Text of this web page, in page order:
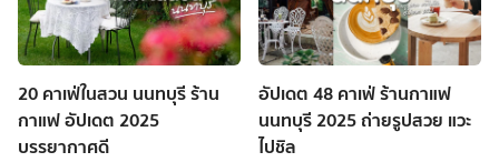
20 คาเฟ่ในสวน นนทบุรี ร้าน
กาแฟ อัปเดต 2025
บรรยากาศดี
อัปเดต 48 คาเฟ่ ร้านกาแฟ
นนทบุรี 2025 ถ่ายรูปสวย แวะ
ไปชิล